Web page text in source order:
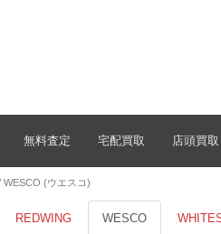
無料査定 宅配買取 店頭買取
WESCO (ウエスコ)
REDWING WESCO